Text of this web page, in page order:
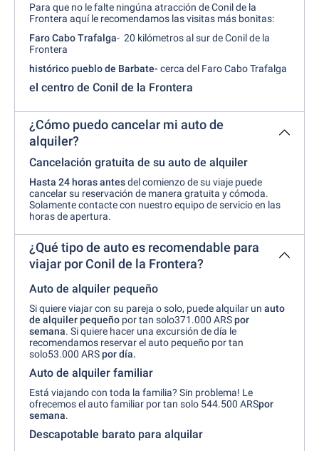
Para que no le falte ningúna atracción de Conil de la
Frontera aquí le recomendamos las visitas más bonitas:
Faro Cabo Trafalga- 20 kilómetros al sur de Conil de la
Frontera
histórico pueblo de Barbate- cerca del Faro Cabo Trafalga
el centro de Conil de la Frontera
¿Cómo puedo cancelar mi auto de
alquiler?
Cancelación gratuita de su auto de alquiler
Hasta 24 horas antesdel comienzo de su viaje puede
cancelar su reservación de manera gratuita y cómoda.
Solamente contacte con nuestro equipo de servicio en las
horas de apertura.
¿Qué tipo de auto es recomendable para
viajar por Conil de la Frontera?
Auto de alquiler pequeño
Si quiere viajar con su pareja o solo, puede alquilar un auto
de alquiler pequeño por tan solo371.000 ARSpor
semana. Si quiere hacer una excursión de día le
recomendamos reservar el auto pequeño por tan
solo53.000 ARSpor día.
Auto de alquiler familiar
Está viajando con toda la familia? Sin problema! Le
ofrecemos el auto familiar por tan solo 544.500 ARSpor
semana.
Descapotable barato para alquilar